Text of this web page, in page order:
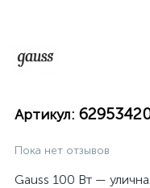
Артикул:
Пока нет отзывов
Gauss 100 Вт —